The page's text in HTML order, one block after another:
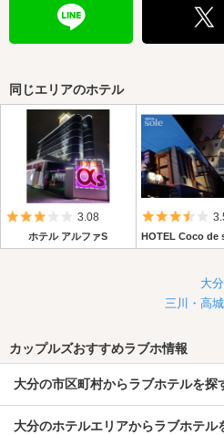
同じエリアのホテル
5つ星のうち3
3.08
ホテル アルファS
5
大
三川・高
カップルズおすすめラブホ情報
大分の市区町村からラブホテルを探
大分のホテルエリアからラブホテル